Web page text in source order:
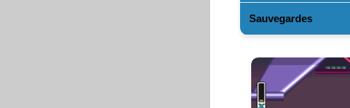
Sauvegardes